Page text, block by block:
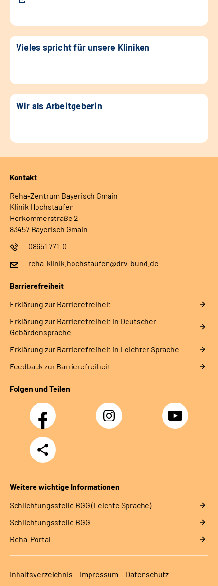
Vieles spricht für unsere Kliniken
Wir als Arbeitgeberin
Kontakt
Reha-Zentrum Bayerisch Gmain
Klinik Hochstaufen
Herkommerstraße 2
83457 Bayerisch Gmain
08651 771-0
reha-klinik.hochstaufen@drv-bund.de
Barrierefreiheit
Erklärung zur Barrierefreiheit
Erklärung zur Barrierefreiheit in Deutscher
Gebärdensprache
Erklärung zur Barrierefreiheit in Leichter Sprache
Feedback zur Barrierefreiheit
Folgen und Teilen
Facebook Instagram YouTube
Teilen
Weitere wichtige Informationen
Schlich­tungs­stel­le BGG (Leichte Sprache)
Schlich­tungs­stel­le BGG
Reha-Portal
Inhaltsverzeichnis Impressum Datenschutz